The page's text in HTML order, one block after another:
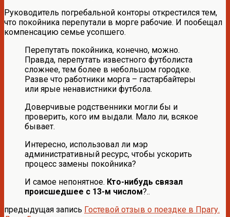
Руководитель погребальной конторы открестился тем,
что покойника перепутали в морге рабочие. И пообещал
компенсацию семье усопшего.
Перепутать покойника, конечно, можно.
Правда, перепутать известного футболиста
сложнее, тем более в небольшом городке.
Разве что работники морга – гастарбайтеры
или ярые ненавистники футбола.
Доверчивые родственники могли бы и
проверить, кого им выдали. Мало ли, всякое
бывает.
Интересно, использовал ли мэр
административный ресурс, чтобы ускорить
процесс замены покойника?
И самое непонятное. Кто-нибудь связал
происшедшее с 13-м числом?..
предыдущая запись Гостевой отзыв о поездке в Прагу.